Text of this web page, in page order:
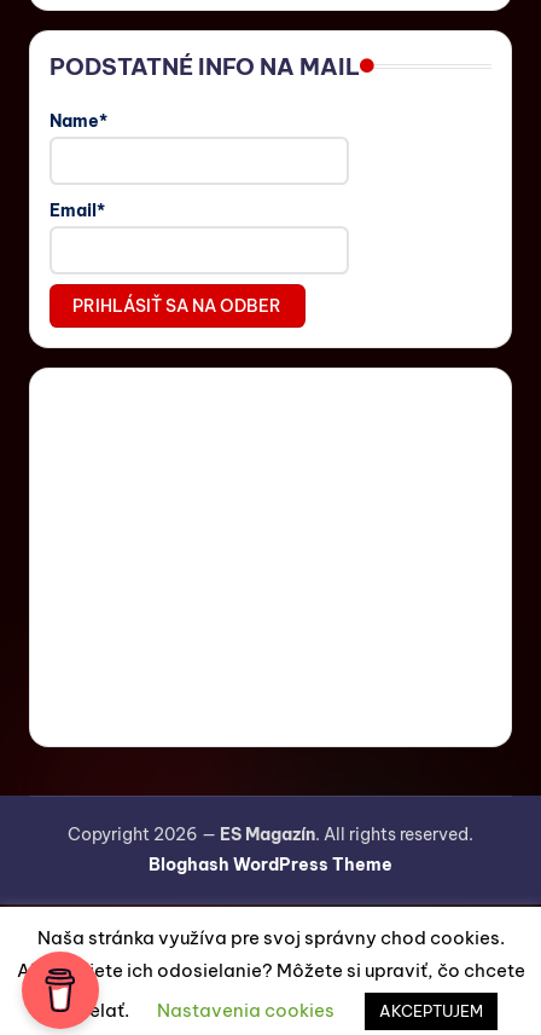
PODSTATNÉ INFO NA MAIL
Name*
Email*
Copyright 2026 — ES Magazín. All rights reserved.
Bloghash WordPress Theme
Naša stránka využíva pre svoj správny chod cookies.
Akceptujete ich odosielanie? Môžete si upraviť, čo chcete
odosielať.
Nastavenia cookies AKCEPTUJEM